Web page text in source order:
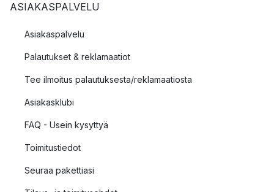
ASIAKASPALVELU
Asiakaspalvelu
Palautukset & reklamaatiot
Tee ilmoitus palautuksesta/reklamaatiosta
Asiakasklubi
FAQ - Usein kysyttyä
Toimitustiedot
Seuraa pakettiasi